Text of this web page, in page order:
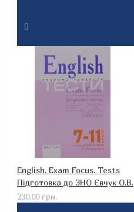
English. Exam Focus. Tests
Підготовка до ЗНО Євчук О.В.
230.00 грн.